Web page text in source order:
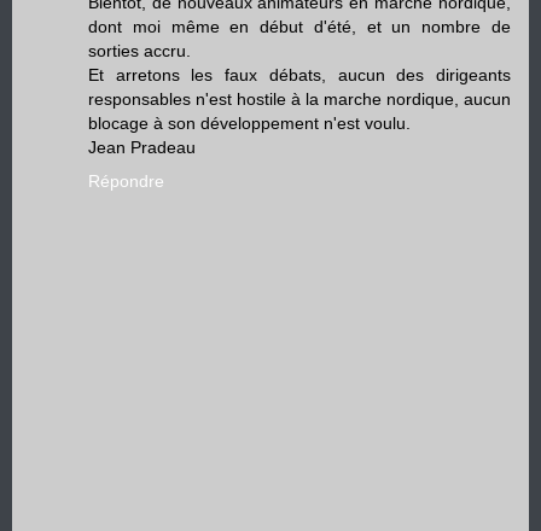
dont moi même en début d'été, et un nombre de
sorties accru.
Et arretons les faux débats, aucun des dirigeants
responsables n'est hostile à la marche nordique, aucun
blocage à son développement n'est voulu.
Jean Pradeau
Répondre